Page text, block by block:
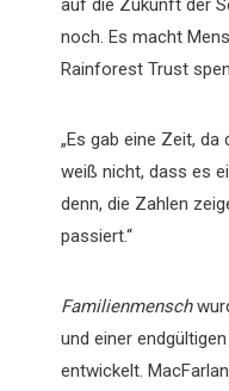
auf die Zukunft der
noch. Es macht
Rainforest Trust
„Es gab eine Zeit,
weiß nicht, dass es
denn, die Zahlen
passiert.“
Familienmensch
und einer
entwickelt.